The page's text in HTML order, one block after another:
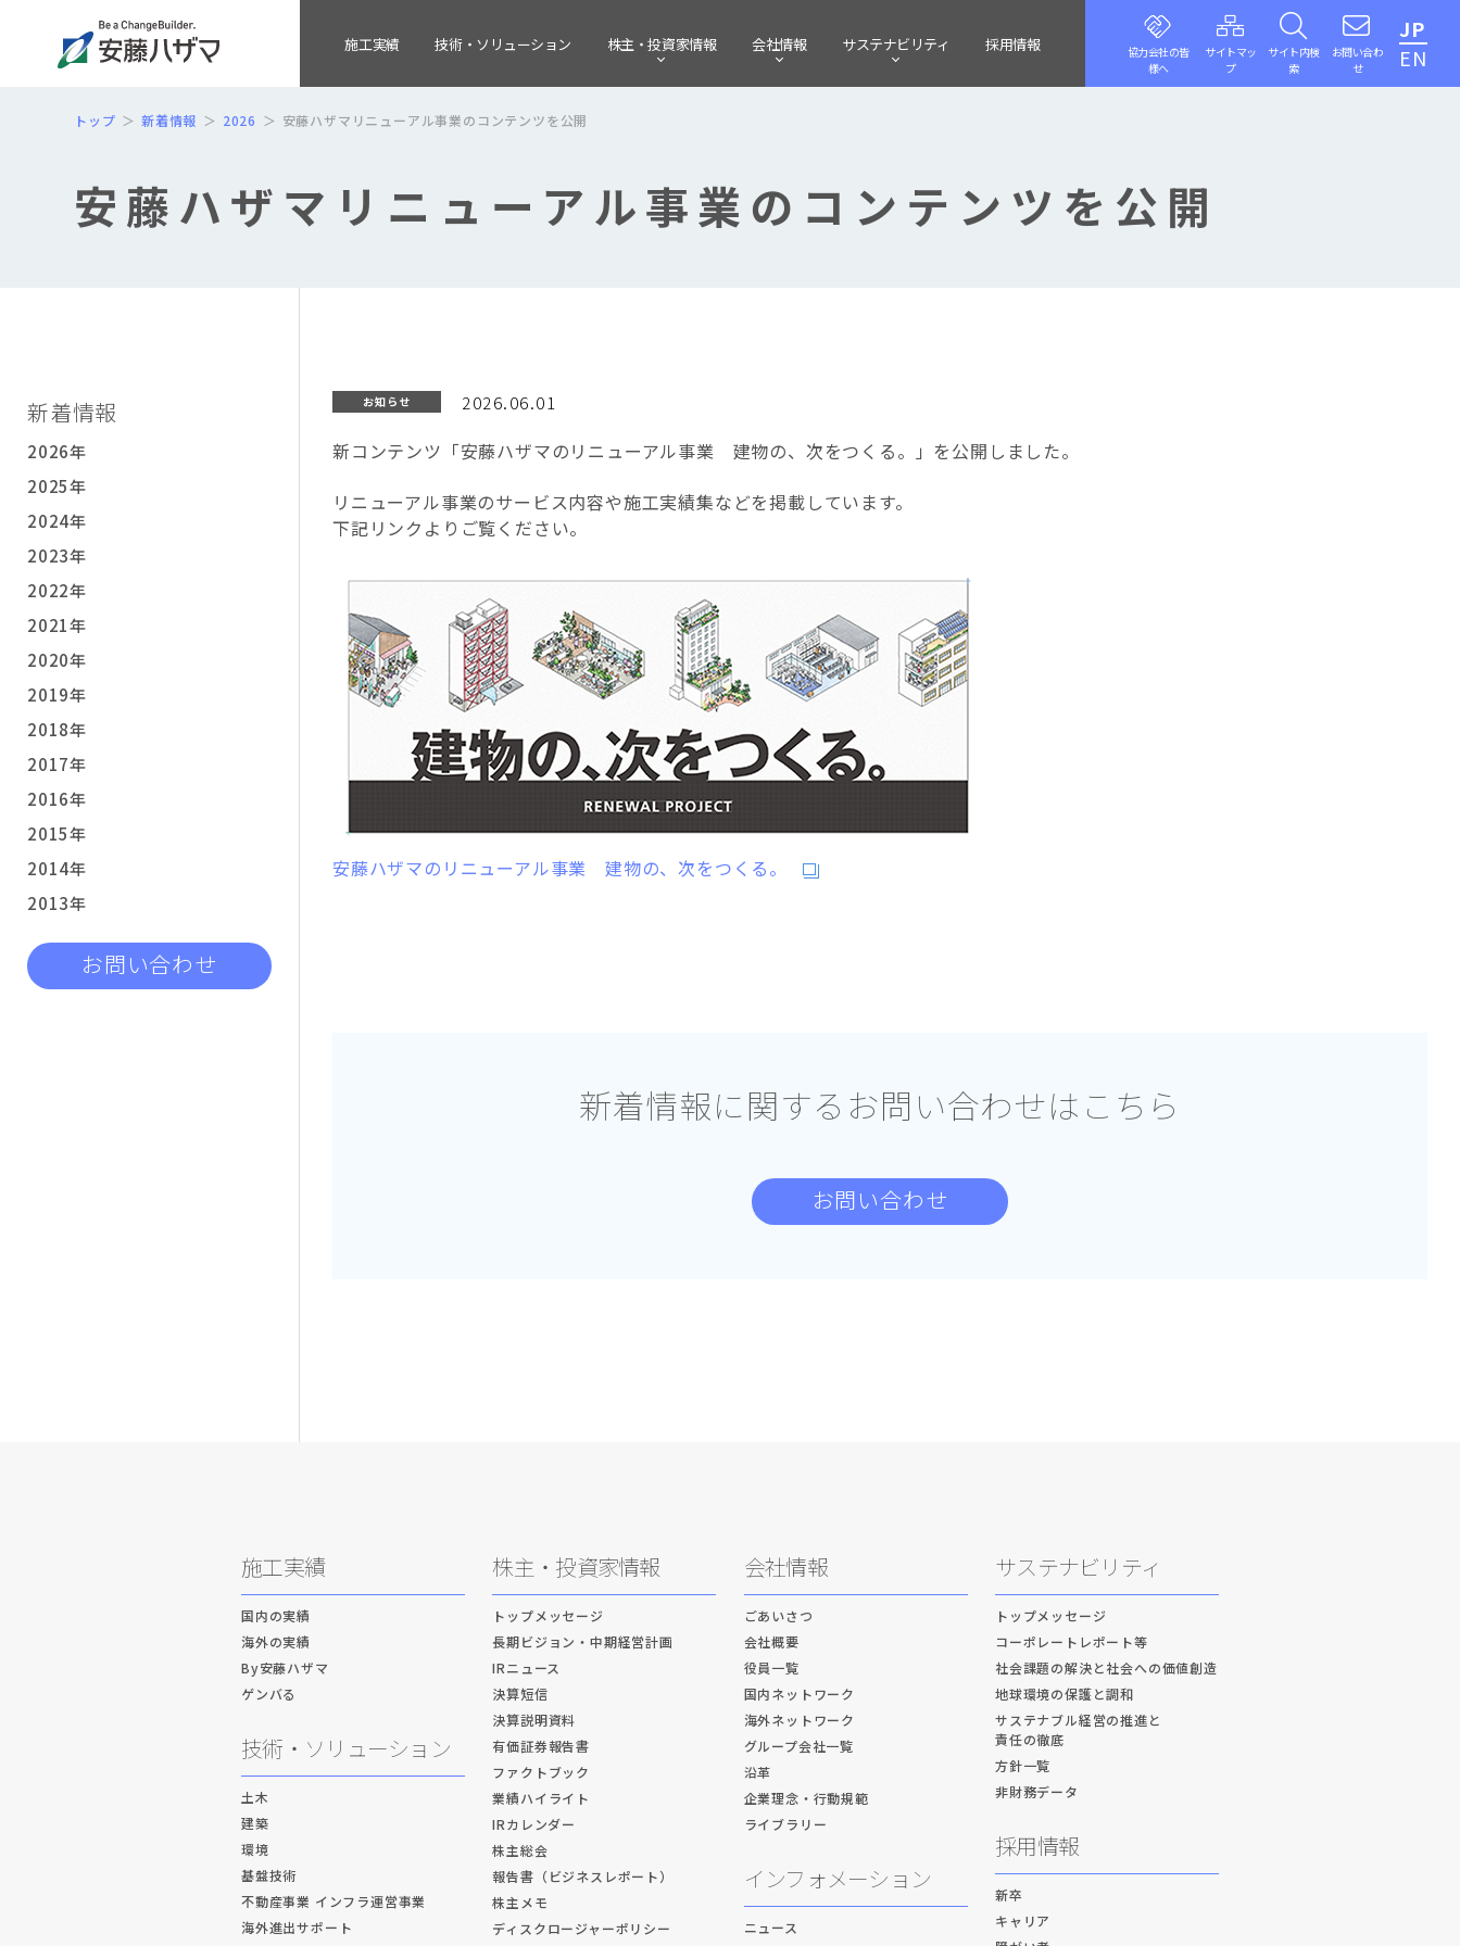
施工実績 技術・ ソリューション 株主・投資家情報 会社情報 サステナビリティ 採用情報
協力会社の皆
様へ
サイトマッ
プ
サイト内検
索
お問い合わ
せ
JP
EN
トップ 新着情報 2026 安藤ハザマリニューアル事業のコンテンツを公開
安藤ハザマリニューアル事業のコンテンツを公開
新着情報
2026年
2025年
2024年
2023年
2022年
2021年
2020年
2019年
2018年
2017年
2016年
2015年
2014年
2013年
お問い合わせ
お知らせ 2026.06.01
新コンテンツ「安藤ハザマのリニューアル事業 建物の、次をつくる。」を公開しました。
リニューアル事業のサービス内容や施工実績集などを掲載しています。
下記リンクよりご覧ください。
安藤ハザマのリニューアル事業 建物の、次をつくる。
新着情報に関する お問い合わせはこちら
お問い合わせ
施工実績
国内の実績
海外の実績
By安藤ハザマ
ゲンバる
技術・ソリューション
土木
建築
環境
基盤技術
不動産事業 インフラ運営事業
海外進出サポート
株主・投資家情報
トップメッセージ
長期ビジョン・中期経営計画
IRニュース
決算短信
決算説明資料
有価証券報告書
ファクトブック
業績ハイライト
IRカレンダー
株主総会
報告書（ビジネスレポート）
株主メモ
ディスクロージャーポリシー
会社情報
ごあいさつ
会社概要
役員一覧
国内ネットワーク
海外ネットワーク
グループ会社一覧
沿革
企業理念・行動規範
ライブラリー
インフォメーション
ニュース
サステナビリティ
トップメッセージ
コーポレートレポート等
社会課題の解決と社会への価値創造
地球環境の保護と調和
サステナブル経営の推進と
責任の徹底
方針一覧
非財務データ
採用情報
新卒
キャリア